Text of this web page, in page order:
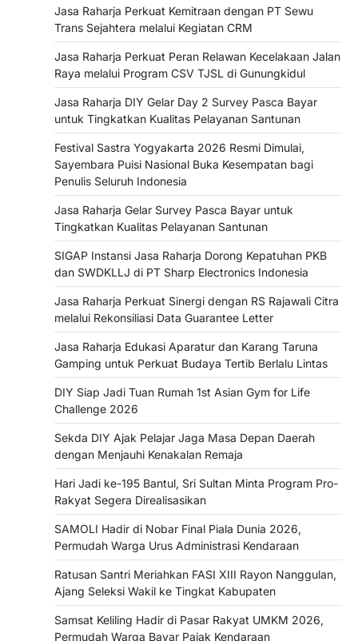
Jasa Raharja Perkuat Kemitraan dengan PT Sewu
Trans Sejahtera melalui Kegiatan CRM
Jasa Raharja Perkuat Peran Relawan Kecelakaan Jalan
Raya melalui Program CSV TJSL di Gunungkidul
Jasa Raharja DIY Gelar Day 2 Survey Pasca Bayar
untuk Tingkatkan Kualitas Pelayanan Santunan
Festival Sastra Yogyakarta 2026 Resmi Dimulai,
Sayembara Puisi Nasional Buka Kesempatan bagi
Penulis Seluruh Indonesia
Jasa Raharja Gelar Survey Pasca Bayar untuk
Tingkatkan Kualitas Pelayanan Santunan
SIGAP Instansi Jasa Raharja Dorong Kepatuhan PKB
dan SWDKLLJ di PT Sharp Electronics Indonesia
Jasa Raharja Perkuat Sinergi dengan RS Rajawali Citra
melalui Rekonsiliasi Data Guarantee Letter
Jasa Raharja Edukasi Aparatur dan Karang Taruna
Gamping untuk Perkuat Budaya Tertib Berlalu Lintas
DIY Siap Jadi Tuan Rumah 1st Asian Gym for Life
Challenge 2026
Sekda DIY Ajak Pelajar Jaga Masa Depan Daerah
dengan Menjauhi Kenakalan Remaja
Hari Jadi ke-195 Bantul, Sri Sultan Minta Program Pro-
Rakyat Segera Direalisasikan
SAMOLI Hadir di Nobar Final Piala Dunia 2026,
Permudah Warga Urus Administrasi Kendaraan
Ratusan Santri Meriahkan FASI XIII Rayon Nanggulan,
Ajang Seleksi Wakil ke Tingkat Kabupaten
Samsat Keliling Hadir di Pasar Rakyat UMKM 2026,
Permudah Warga Bayar Pajak Kendaraan